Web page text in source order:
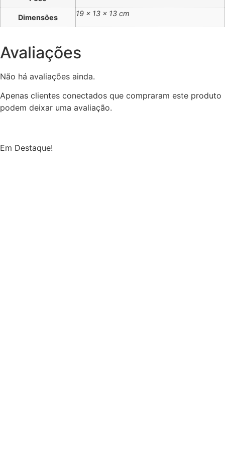
Dimensões 19 × 13 × 13 cm
Avaliações
Não há avaliações ainda.
Apenas clientes conectados que compraram este produto
podem deixar uma avaliação.
Em Destaque!